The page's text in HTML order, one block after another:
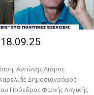
Αντώνης Λιάρος
Δημοσιογράφος
Πρόεδρος Φωνής Λογικής